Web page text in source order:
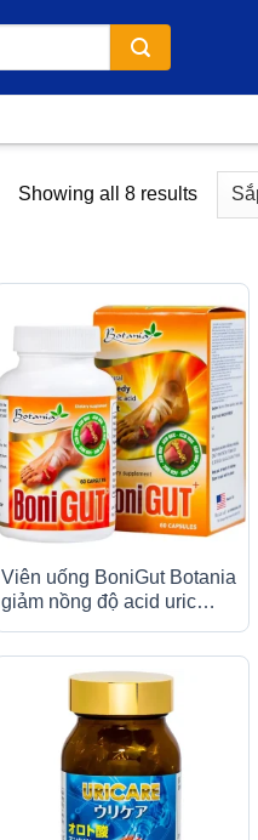
Showing all 8 results
Viên uống BoniGut Botania
giảm nồng độ acid uric